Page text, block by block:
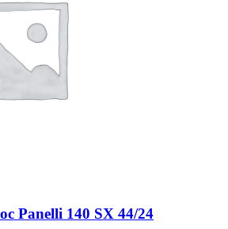
Panelli 140 SX 44/24